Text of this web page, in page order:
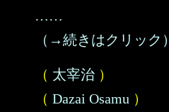
……
（→続きはクリック）
（ 太宰治 ）
（ Dazai Osamu ）